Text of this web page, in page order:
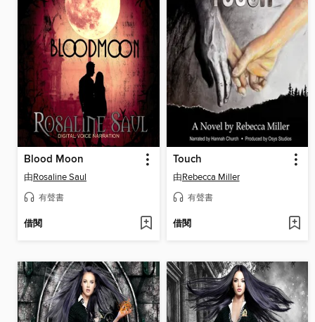
Blood Moon
由Rosaline Saul
有聲書
借閱
Touch
由Rebecca Miller
有聲書
借閱